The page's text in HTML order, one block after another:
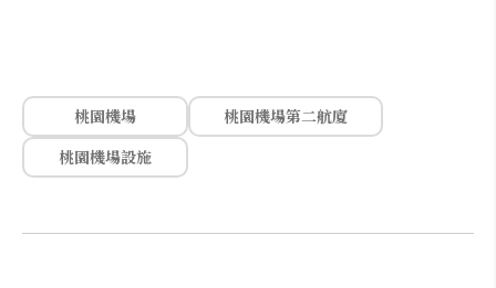
桃園機場
桃園機場第二航廈
桃園機場設施